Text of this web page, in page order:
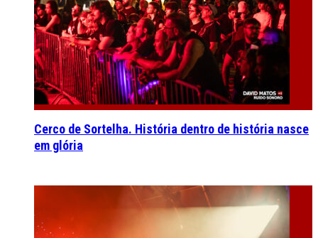
Cerco de Sortelha. História dentro de história nasce
em glória